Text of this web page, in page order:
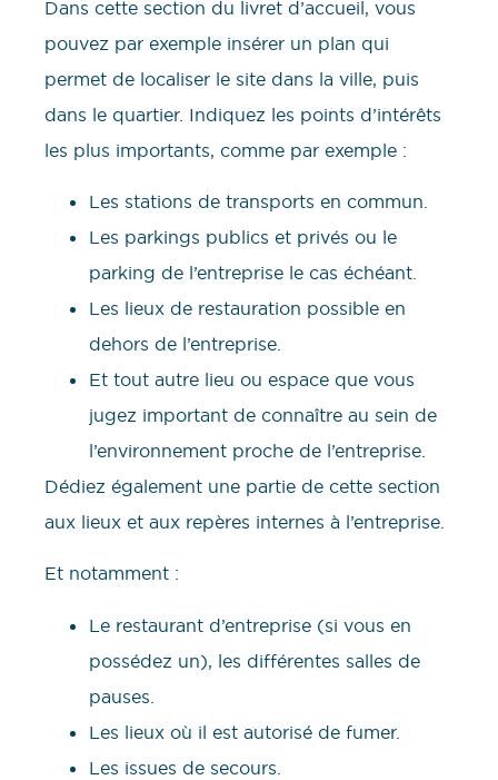
Dans cette section du livret d’accueil, vous
pouvez par exemple insérer un plan qui
permet de localiser le site dans la ville, puis
dans le quartier. Indiquez les points d’intérêts
les plus importants, comme par exemple :
Les stations de transports en commun.
Les parkings publics et privés ou le
parking de l’entreprise le cas échéant.
Les lieux de restauration possible en
dehors de l’entreprise.
Et tout autre lieu ou espace que vous
jugez important de connaître au sein de
l’environnement proche de l’entreprise.
Dédiez également une partie de cette section
aux lieux et aux repères internes à l’entreprise.
Et notamment :
Le restaurant d’entreprise (si vous en
possédez un), les différentes salles de
pauses.
Les lieux où il est autorisé de fumer.
Les issues de secours.